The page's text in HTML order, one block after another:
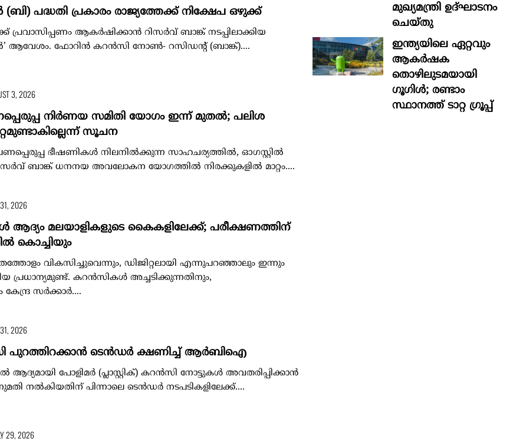
പദ്ധതി പ്രകാരം രാജ്യത്തേക്ക് നിക്ഷേപ ഒഴുക്ക്
പ്രവാസിപ്പണം ആകർഷിക്കാൻ റിസർവ് ബാങ്ക് നടപ്പിലാക്കിയ
ആവേശം. ഫോറിൻ കറൻസി നോൺ- റസിഡന്റ് (ബാങ്ക്)....
3, 2026
നിർണയ സമിതി യോഗം ഇന്ന് മുതൽ; പലിശ
സൂചന
ഭീഷണികൾ നിലനിൽക്കുന്ന സാഹചര്യത്തിൽ, ഓഗസ്റ്റിൽ
ബാങ്ക് ധനനയ അവലോകന യോഗത്തിൽ നിരക്കുകളിൽ മാറ്റം....
31, 2026
ആദ്യം മലയാളികളുടെ കൈകളിലേക്ക്; പരീക്ഷണത്തിന്
കൊച്ചിയും
വികസിച്ചുവെന്നും, ഡിജിറ്റലായി എന്നുപറഞ്ഞാലും ഇന്നും
പ്രധാന്യമുണ്ട്. കറന്‍സികള്‍ അച്ചടിക്കുന്നതിനും,
സര്‍ക്കാര്‍....
31, 2026
പുറത്തിറക്കാൻ ടെൻഡര്‍ ക്ഷണിച്ച്‌ ആര്‍ബിഐ
ആദ്യമായി പോളിമർ (പ്ലാസ്റ്റിക്) കറൻസി നോട്ടുകള്‍ അവതരിപ്പിക്കാൻ
നല്‍കിയതിന് പിന്നാലെ ടെൻഡർ നടപടികളിലേക്ക്....
29, 2026
മുഖ്യമന്ത്രി ഉദ്ഘാടനം
ചെയ്തു
ഇന്ത്യയിലെ ഏറ്റവും
ആകര്‍ഷക
തൊഴിലുടമയായി
ഗൂഗിള്‍; രണ്ടാം
സ്ഥാനത്ത് ടാറ്റ ഗ്രൂപ്പ്